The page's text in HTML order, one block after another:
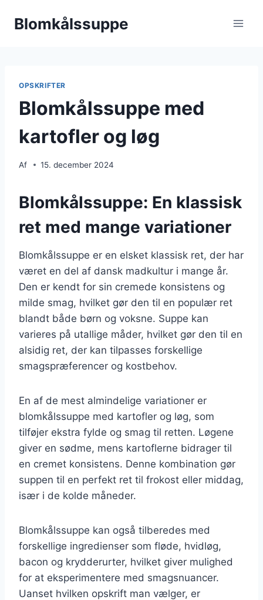
Blomkålssuppe
OPSKRIFTER
Blomkålssuppe med
kartofler og løg
Af 15. december 2024
Blomkålssuppe: En klassisk
ret med mange variationer
Blomkålssuppe er en elsket klassisk ret, der har
været en del af dansk madkultur i mange år.
Den er kendt for sin cremede konsistens og
milde smag, hvilket gør den til en populær ret
blandt både børn og voksne. Suppe kan
varieres på utallige måder, hvilket gør den til en
alsidig ret, der kan tilpasses forskellige
smagspræferencer og kostbehov.
En af de mest almindelige variationer er
blomkålssuppe med kartofler og løg, som
tilføjer ekstra fylde og smag til retten. Løgene
giver en sødme, mens kartoflerne bidrager til
en cremet konsistens. Denne kombination gør
suppen til en perfekt ret til frokost eller middag,
især i de kolde måneder.
Blomkålssuppe kan også tilberedes med
forskellige ingredienser som fløde, hvidløg,
bacon og krydderurter, hvilket giver mulighed
for at eksperimentere med smagsnuancer.
Uanset hvilken opskrift man vælger, er